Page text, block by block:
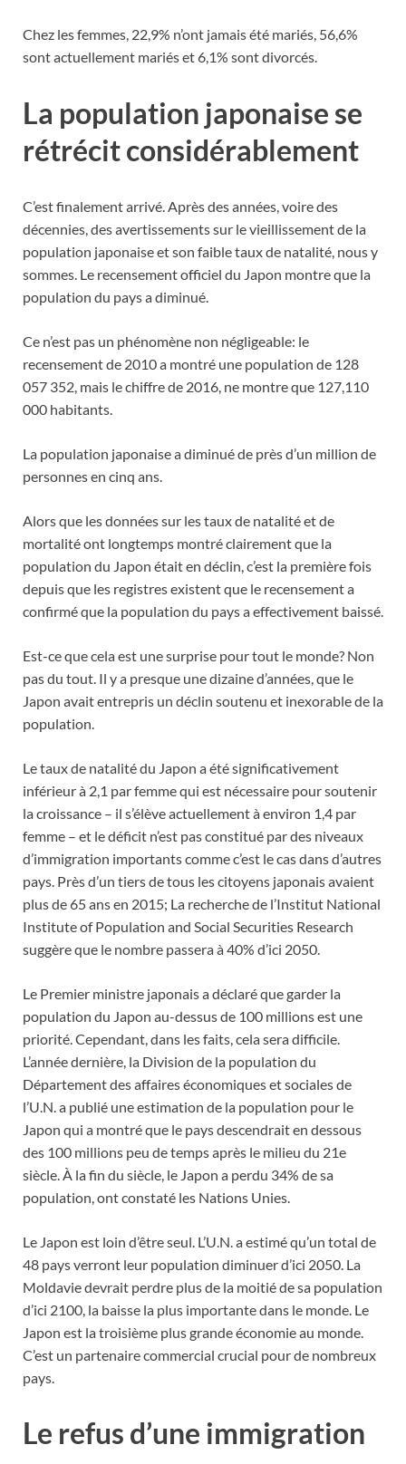
Chez les femmes, 22,9% n’ont jamais été mariés, 56,6%
sont actuellement mariés et 6,1% sont divorcés.
La population japonaise se
rétrécit considérablement
C’est finalement arrivé. Après des années, voire des
décennies, des avertissements sur le vieillissement de la
population japonaise et son faible taux de natalité, nous y
sommes. Le recensement officiel du Japon montre que la
population du pays a diminué.
Ce n’est pas un phénomène non négligeable: le
recensement de 2010 a montré une population de 128
057 352, mais le chiffre de 2016, ne montre que 127,110
000 habitants.
La population japonaise a diminué de près d’un million de
personnes en cinq ans.
Alors que les données sur les taux de natalité et de
mortalité ont longtemps montré clairement que la
population du Japon était en déclin, c’est la première fois
depuis que les registres existent que le recensement a
confirmé que la population du pays a effectivement baissé.
Est-ce que cela est une surprise pour tout le monde? Non
pas du tout. Il y a presque une dizaine d’années, que le
Japon avait entrepris un déclin soutenu et inexorable de la
population.
Le taux de natalité du Japon a été significativement
inférieur à 2,1 par femme qui est nécessaire pour soutenir
la croissance – il s’élève actuellement à environ 1,4 par
femme – et le déficit n’est pas constitué par des niveaux
d’immigration importants comme c’est le cas dans d’autres
pays. Près d’un tiers de tous les citoyens japonais avaient
plus de 65 ans en 2015; La recherche de l’Institut National
Institute of Population and Social Securities Research
suggère que le nombre passera à 40% d’ici 2050.
Le Premier ministre japonais a déclaré que garder la
population du Japon au-dessus de 100 millions est une
priorité. Cependant, dans les faits, cela sera difficile.
L’année dernière, la Division de la population du
Département des affaires économiques et sociales de
l’U.N. a publié une estimation de la population pour le
Japon qui a montré que le pays descendrait en dessous
des 100 millions peu de temps après le milieu du 21e
siècle. À la fin du siècle, le Japon a perdu 34% de sa
population, ont constaté les Nations Unies.
Le Japon est loin d’être seul. L’U.N. a estimé qu’un total de
48 pays verront leur population diminuer d’ici 2050. La
Moldavie devrait perdre plus de la moitié de sa population
d’ici 2100, la baisse la plus importante dans le monde. Le
Japon est la troisième plus grande économie au monde.
C’est un partenaire commercial crucial pour de nombreux
pays.
Le refus d’une immigration